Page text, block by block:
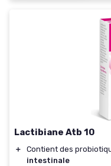
Lactibiane Atb 10
＋ Contient des
intestinale